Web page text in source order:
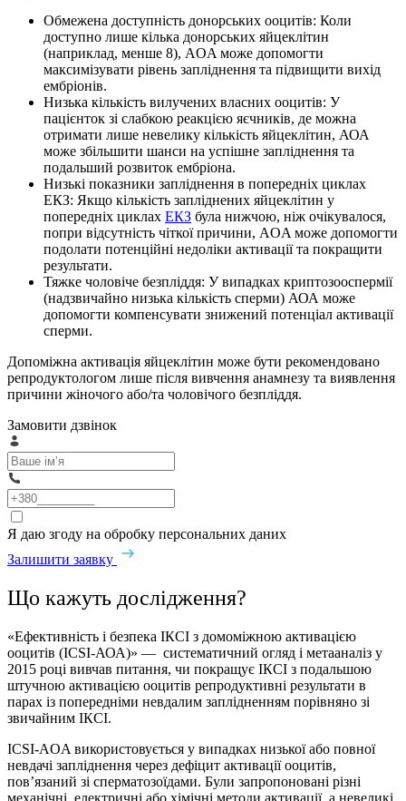
Обмежена доступність донорських ооцитів: Коли
доступно лише кілька донорських яйцеклітин
(наприклад, менше 8), AOA може допомогти
максимізувати рівень запліднення та підвищити вихід
ембріонів.
Низька кількість вилучених власних ооцитів: У
пацієнток зі слабкою реакцією яєчників, де можна
отримати лише невелику кількість яйцеклітин, АОА
може збільшити шанси на успішне запліднення та
подальший розвиток ембріона.
Низькi показники запліднення в попередніх циклах
ЕКЗ: Якщо кількість запліднених яйцеклітин у
попередніх циклах ЕКЗ була нижчою, ніж очікувалося,
попри відсутність чіткої причини, AOA може допомогти
подолати потенційні недоліки активації та покращити
результати.
Тяжке чоловіче безпліддя: У випадках криптозооспермії
(надзвичайно низька кількість сперми) АОА може
допомогти компенсувати знижений потенціал активації
сперми.
Допоміжна активація яйцеклітин може бути рекомендовано
репродуктологом лише після вивчення анамнезу та виявлення
причини жіночого або/та чоловічого безпліддя.
Замовити дзвінок
Я даю згоду на обробку персональних даних
Залишити заявку
Що кажуть дослiдження?
«Ефективність і безпека ІКСІ з домомiжною активацією
ооцитів (ICSI-АОА)» — систематичний огляд і метааналіз у
2015 році вивчав питання, чи покращує ІКСІ з подальшою
штучною активацією ооцитів репродуктивні результати в
парах із попередніми невдалим заплідненням порівняно зі
звичайним ІКСІ.
ICSI-AOA використовується у випадках низької або повної
невдачі запліднення через дефіцит активації ооцитів,
пов’язаний зі сперматозоїдами. Були запропоновані різні
механічні, електричні або хімічні методи активації, а невеликі